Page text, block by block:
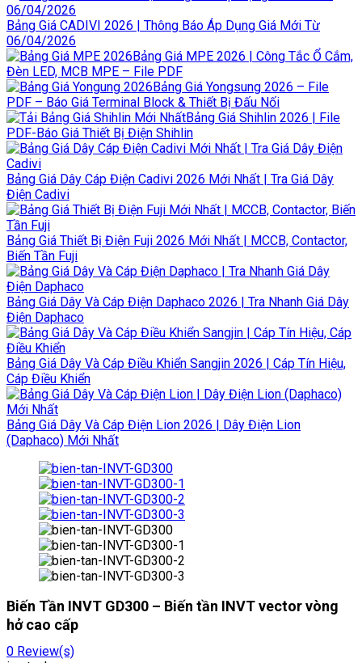
Bảng Giá CADIVI 2026 | Thông Báo Áp Dụng Giá Mới Từ
06/04/2026
Bảng Giá MPE 2026 | Công Tắc Ổ Cắm,
Đèn LED, MCB MPE – File PDF
Bảng Giá Yongsung 2026 – File
PDF – Báo Giá Terminal Block & Thiết Bị Đấu Nối
Bảng Giá Shihlin 2026 | File
PDF-Báo Giá Thiết Bị Điện Shihlin
Bảng Giá Dây Cáp Điện Cadivi 2026 Mới Nhất | Tra Giá Dây
Điện Cadivi
Bảng Giá Thiết Bị Điện Fuji 2026 Mới Nhất | MCCB, Contactor,
Biến Tần Fuji
Bảng Giá Dây Và Cáp Điện Daphaco 2026 | Tra Nhanh Giá Dây
Điện Daphaco
Bảng Giá Dây Và Cáp Điều Khiển Sangjin 2026 | Cáp Tín Hiệu,
Cáp Điều Khiển
Bảng Giá Dây Và Cáp Điện Lion 2026 | Dây Điện Lion
(Daphaco) Mới Nhất
Biến Tần INVT GD300 – Biến tần INVT vector vòng
hở cao cấp
0 Review(s)